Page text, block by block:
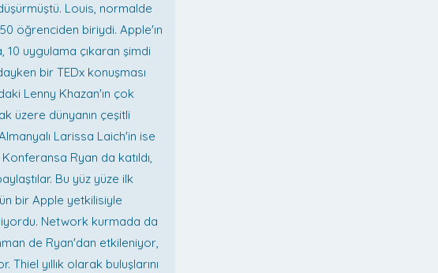
düşürmüştü. Louis, normalde
öğrenciden biriydi. Apple'ın
uygulama çıkaran şimdi
bir TEDx konuşması
Lenny Khazan'ın çok
üzere dünyanın çeşitli
Larissa Laich'in ise
Ryan da katıldı,
Bu yüz yüze ilk
bir Apple yetkilisiyle
Network kurmada da
de Ryan'dan etkileniyor,
yıllık olarak buluşlarını